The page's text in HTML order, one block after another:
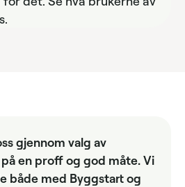
gjennom valg av
en proff og god måte. Vi
både med Byggstart og